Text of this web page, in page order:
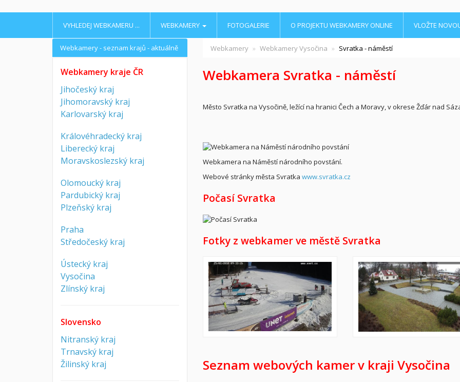
VYHLEDEJ WEBKAMERU ... WEBKAMERY FOTOGALERIE O PROJEKTU WEBKAMERY ONLINE VLOŽTE
Webkamery Webkamery Vysočina Svratka - náměstí
Webkamera Svratka - náměstí
Město Svratka na Vysočině, ležící na hranici Čech a Moravy, v okrese Žďár nad
Webkamera na Náměstí národního povstání.
Webové stránky města Svratka www.svratka.cz
Počasí Svratka
Fotky z webkamer ve městě Svratka
Seznam webových kamer v kraji Vysočina
Webkamery - seznam krajů - aktuálně
Webkamery kraje ČR
Jihočeský kraj
Jihomoravský kraj
Karlovarský kraj
Královéhradecký kraj
Liberecký kraj
Moravskoslezský kraj
Olomoucký kraj
Pardubický kraj
Plzeňský kraj
Praha
Středočeský kraj
Ústecký kraj
Vysočina
Zlínský kraj
Slovensko
Nitranský kraj
Trnavský kraj
Žilinský kraj